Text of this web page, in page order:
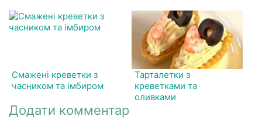
Смажені креветки з
часником та імбиром
Тарталетки з
креветками та
оливками
Додати комментар